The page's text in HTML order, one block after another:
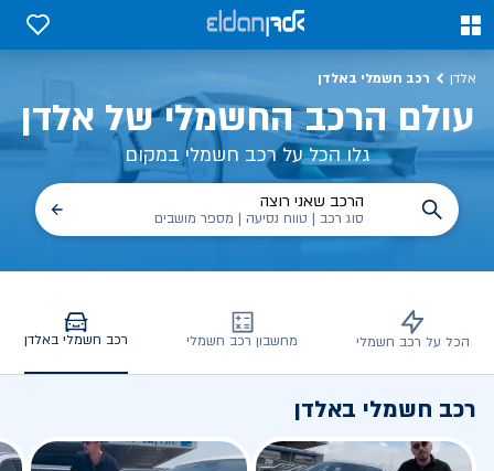
0
0
אלדן רכב חשמלי באלדן
עולם הרכב החשמלי של אלדן
גלו הכל על רכב חשמלי במקום
הרכב שאני רוצה
סוג רכב | טווח נסיעה | מספר מושבים
הכל על רכב חשמלי מחשבון רכב חשמלי רכב חשמלי באלדן
רכב חשמלי באלדן
רכב חשמלי באלדן – דגמים, השוואות, פנלים